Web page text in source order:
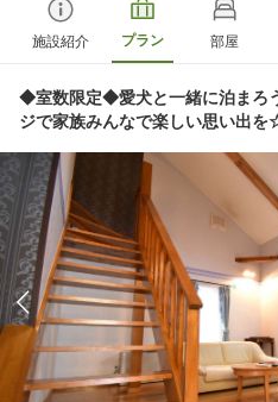
施設紹介 プラン 部屋
◆室数限定◆愛犬と一緒に泊まろ
ジで家族みんなで楽しい思い出